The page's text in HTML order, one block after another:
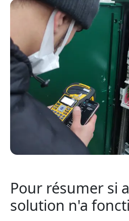
Pour résumer si
solution n'a